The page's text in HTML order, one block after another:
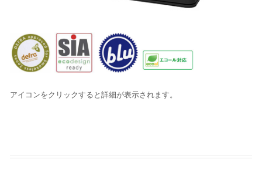
アイコンをクリックすると詳細が表示されます。